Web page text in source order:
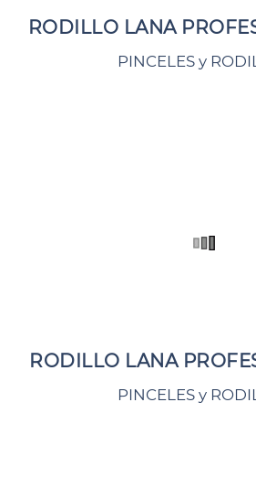
RODILLO LANA
PINCELES y
RODILLO LANA
PINCELES y